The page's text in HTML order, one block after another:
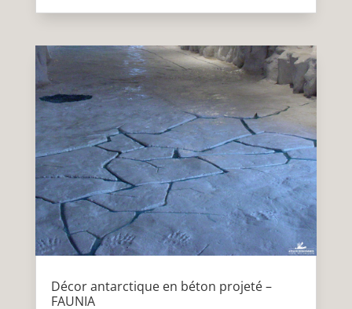
Décor antarctique en béton projeté –
FAUNIA